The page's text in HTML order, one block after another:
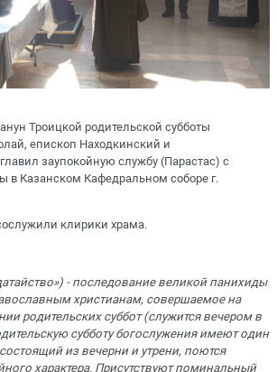
Троицкой родительской субботы
епископ Находкинский и
заупокойную службу (Парастас) с
в Казанском Кафедральном соборе г.
клирики храма.
- последование великой панихиды
христианам, совершаемое на
родительских суббот (служится вечером в
субботу богослужения имеют один
из вечерни и утрени, поются
характера. Присутствуют поминальный